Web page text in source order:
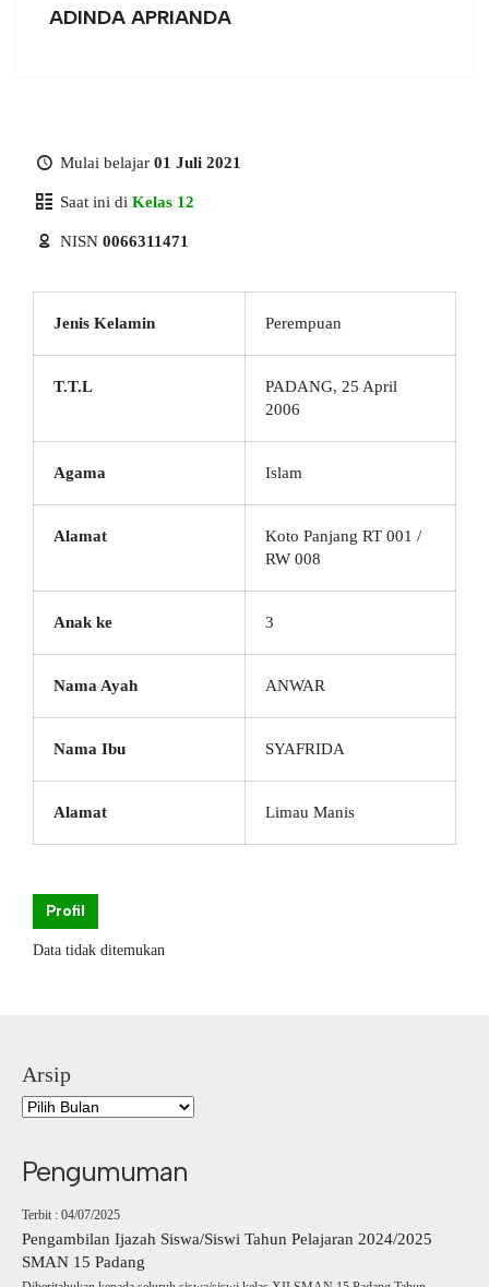
ADINDA APRIANDA
Mulai belajar 01 Juli 2021
Saat ini di Kelas 12
NISN 0066311471
Jenis Kelamin Perempuan
T.T.L
PADANG, 25 April
2006
Agama Islam
Alamat
Koto Panjang RT 001 /
RW 008
Anak ke 3
Nama Ayah ANWAR
Nama Ibu SYAFRIDA
Alamat Limau Manis
Profil
Data tidak ditemukan
Arsip
Pengumuman
Terbit : 04/07/2025
Pengambilan Ijazah Siswa/Siswi Tahun Pelajaran 2024/2025
SMAN 15 Padang